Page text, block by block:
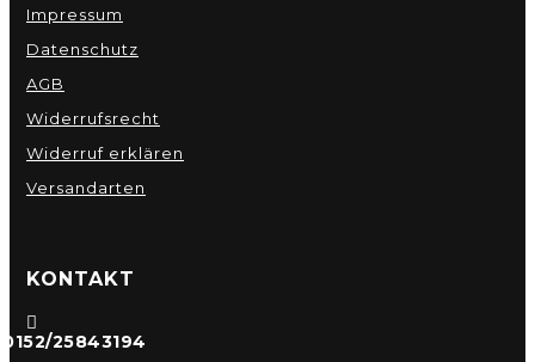
Impressum
Datenschutz
AGB
Widerrufsrecht
Widerruf erklären
Versandarten
KONTAKT

0152/25843194